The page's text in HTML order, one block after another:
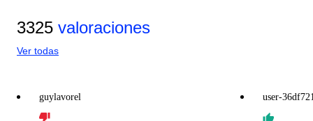
3325 valoraciones
Ver todas
guylavorel user-